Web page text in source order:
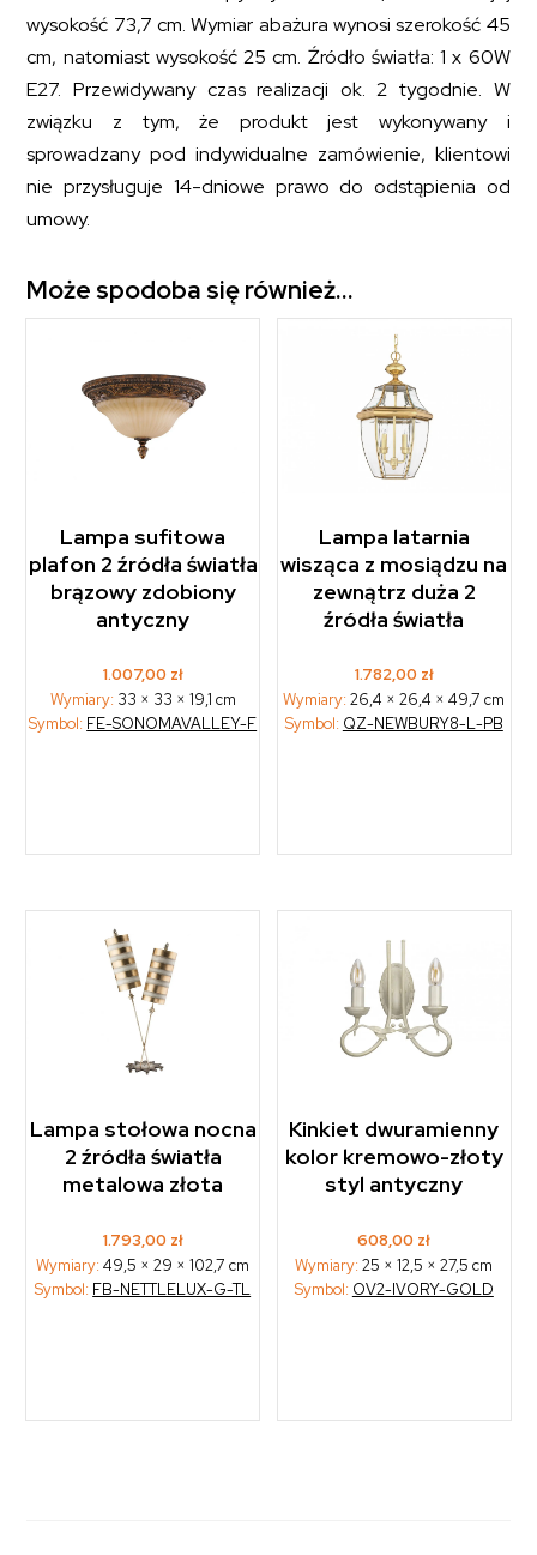
wysokość 73,7 cm. Wymiar abażura wynosi szerokość 45
cm, natomiast wysokość 25 cm. Źródło światła: 1 x 60W
E27. Przewidywany czas realizacji ok. 2 tygodnie. W
związku z tym, że produkt jest wykonywany i
sprowadzany pod indywidualne zamówienie, klientowi
nie przysługuje 14-dniowe prawo do odstąpienia od
umowy.
Może spodoba się również…
Lampa sufitowa
plafon 2 źródła światła
brązowy zdobiony
antyczny
1.007,00 zł
Wymiary: 33 × 33 × 19,1 cm
Symbol: FE-SONOMAVALLEY-F
Lampa latarnia
wisząca z mosiądzu na
zewnątrz duża 2
źródła światła
1.782,00 zł
Wymiary:26,4 × 26,4 × 49,7 cm
Symbol: QZ-NEWBURY8-L-PB
Lampa stołowa nocna
2 źródła światła
metalowa złota
1.793,00 zł
Wymiary:49,5 × 29 × 102,7 cm
Symbol: FB-NETTLELUX-G-TL
Kinkiet dwuramienny
kolor kremowo-złoty
styl antyczny
608,00 zł
Wymiary:25 × 12,5 × 27,5 cm
Symbol: OV2-IVORY-GOLD